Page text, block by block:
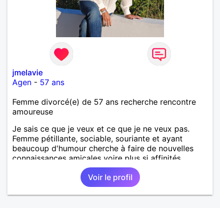
jmelavie
Agen - 57 ans
Femme divorcé(e) de 57 ans recherche rencontre
amoureuse
Je sais ce que je veux et ce que je ne veux pas.
Femme pétillante, sociable, souriante et ayant
beaucoup d'humour cherche à faire de nouvelles
connaissances amicales voire plus si affinités.
Voir le profil